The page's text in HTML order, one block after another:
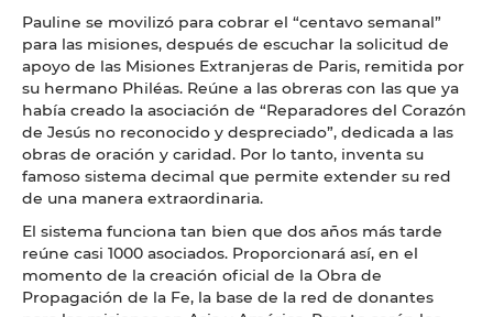
Pauline se movilizó para cobrar el “centavo semanal”
para las misiones, después de escuchar la solicitud de
apoyo de las Misiones Extranjeras de Paris, remitida por
su hermano Philéas. Reúne a las obreras con las que ya
había creado la asociación de “Reparadores del Corazón
de Jesús no reconocido y despreciado”, dedicada a las
obras de oración y caridad. Por lo tanto, inventa su
famoso sistema decimal que permite extender su red
de una manera extraordinaria.
El sistema funciona tan bien que dos años más tarde
reúne casi 1000 asociados. Proporcionará así, en el
momento de la creación oficial de la Obra de
Propagación de la Fe, la base de la red de donantes